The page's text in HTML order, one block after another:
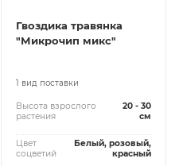
Гвоздика травянка
"Микрочип микс"
1 вид поставки
Высота взрослого
растения
20 - 30
см
Цвет
соцветий
Белый, розовый,
красный